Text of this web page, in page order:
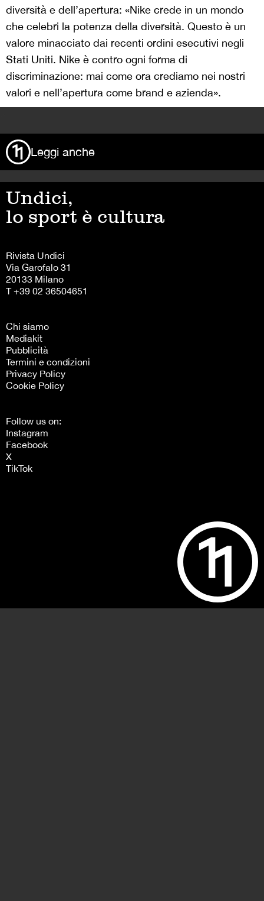
diversità e dell’apertura: «Nike crede in un mondo
che celebri la potenza della diversità. Questo è un
valore minacciato dai recenti ordini esecutivi negli
Stati Uniti. Nike è contro ogni forma di
discriminazione: mai come ora crediamo nei nostri
valori e nell’apertura come brand e azienda».
Leggi anche
Undici,
lo sport è cultura
Rivista Undici
Via Garofalo 31
20133 Milano
T +39 02 36504651
Chi siamo
Mediakit
Pubblicità
Termini e condizioni
Privacy Policy
Cookie Policy
Follow us on:
Instagram
Facebook
X
TikTok